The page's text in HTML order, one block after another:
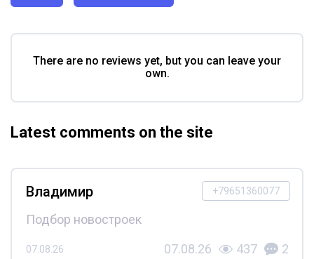
There are no reviews yet, but you can leave your
own.
Latest comments on the site
+79651360077
Владимир
Подбор новостроек
07.08.26 07.08.26 437 2